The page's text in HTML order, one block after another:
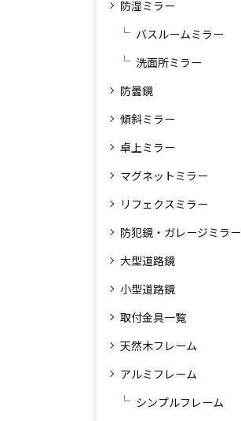
防湿ミラー
バスルームミラー
洗面所ミラー
防曇鏡
傾斜ミラー
卓上ミラー
マグネットミラー
リフェクスミラー
防犯鏡・ガレージミラー
大型道路鏡
小型道路鏡
取付金具一覧
天然木フレーム
アルミフレーム
シンプルフレーム